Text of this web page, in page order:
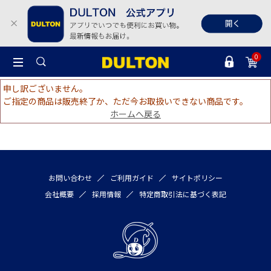
0
申し訳ございません。
ご指定の商品は販売終了か、ただ今お取扱いできない商品です。
ホームへ戻る
お問い合わせ ご利用ガイド
サイトポリシー
会社概要
採用情報 特定商取引法に基づく表記